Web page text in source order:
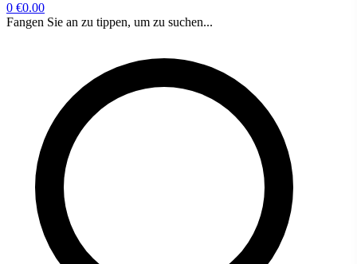
0 €0.00
Fangen Sie an zu tippen, um zu suchen...